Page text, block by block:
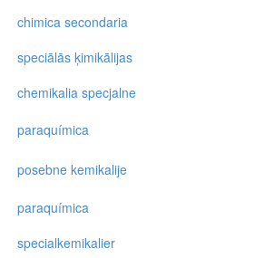
chimica secondaria
speciālās ķimikālijas
chemikalia specjalne
paraquímica
posebne kemikalije
paraquímica
specialkemikalier